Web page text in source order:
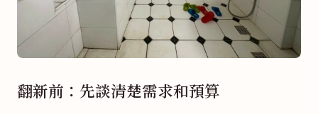
翻新前：先談清楚需求和預算